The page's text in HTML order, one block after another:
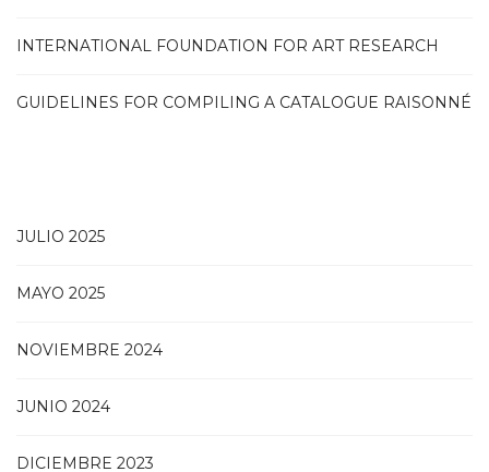
INTERNATIONAL FOUNDATION FOR ART RESEARCH
GUIDELINES FOR COMPILING A CATALOGUE RAISONNÉ
JULIO 2025
MAYO 2025
NOVIEMBRE 2024
JUNIO 2024
DICIEMBRE 2023